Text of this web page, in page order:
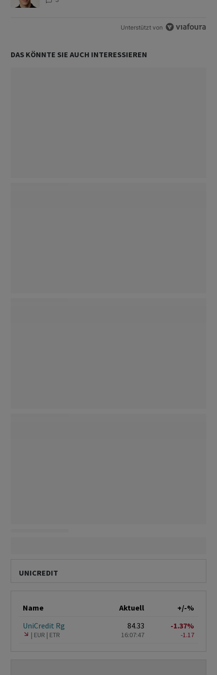
Unterstützt von
DAS KÖNNTE SIE AUCH INTERESSIEREN
UNICREDIT
Name Aktuell
+/-%
UniCredit Rg
EUR ETR
84.33
16:07:47
-1.37%
-1.17